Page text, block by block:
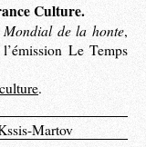
Culture.
Mondial de la honte,
Le Temps
.
Martov